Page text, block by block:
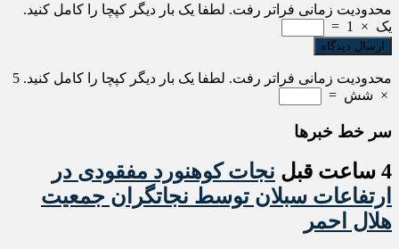
محدودیت زمانی فراتر رفت. لطفا یک بار دیگر کپچا را کامل کنید.
یک ×
1
=
محدودیت زمانی فراتر رفت. لطفا یک بار دیگر کپچا را کامل کنید. 5
× شش =
سر خط خبرها
4 ساعت قبل
نجات کوهنورد مفقودی در
ارتفاعات سبلان توسط نجاتگران جمعیت
هلال احمر